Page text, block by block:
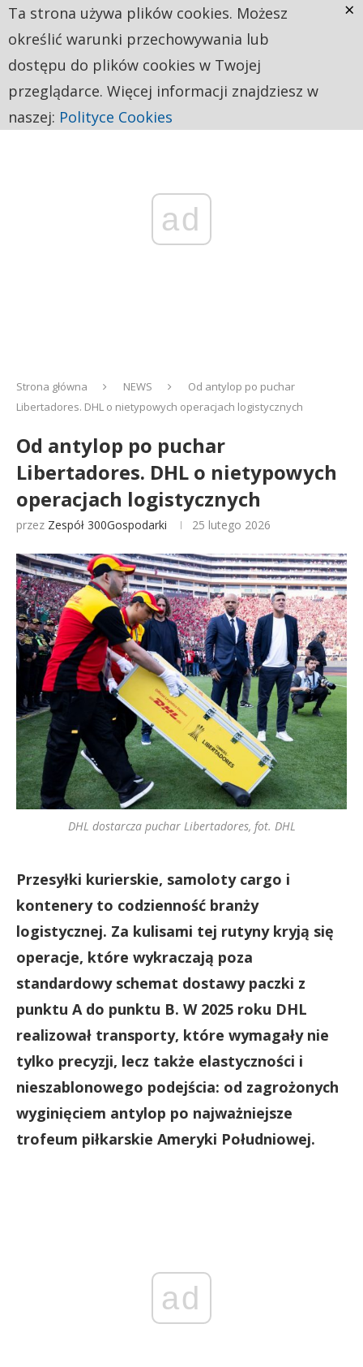
ad
Strona główna NEWS
Od antylop po puchar
Libertadores. DHL o nietypowych operacjach logistycznych
Od antylop po puchar
Libertadores. DHL o nietypowych
operacjach logistycznych
przez Zespół 300Gospodarki 25 lutego 2026
DHL dostarcza puchar Libertadores, fot. DHL
Przesyłki kurierskie, samoloty cargo i
kontenery to codzienność branży
logistycznej. Za kulisami tej rutyny kryją się
operacje, które wykraczają poza
standardowy schemat dostawy paczki z
punktu A do punktu B. W 2025 roku DHL
realizował transporty, które wymagały nie
tylko precyzji, lecz także elastyczności i
nieszablonowego podejścia: od zagrożonych
wyginięciem antylop po najważniejsze
trofeum piłkarskie Ameryki Południowej.
ad
Ta strona używa plików cookies. Możesz
określić warunki przechowywania lub
dostępu do plików cookies w Twojej
przeglądarce. Więcej informacji znajdziesz w
naszej: Polityce Cookies
×